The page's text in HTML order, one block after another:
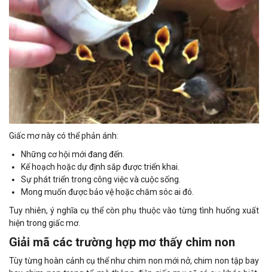
Giấc mơ này có thể phản ánh:
Những cơ hội mới đang đến.
Kế hoạch hoặc dự định sắp được triển khai.
Sự phát triển trong công việc và cuộc sống.
Mong muốn được bảo vệ hoặc chăm sóc ai đó.
Tuy nhiên, ý nghĩa cụ thể còn phụ thuộc vào từng tình huống xuất
hiện trong giấc mơ.
Giải mã các trường hợp mơ thấy chim non
Tùy từng hoàn cảnh cụ thể như chim non mới nở, chim non tập bay